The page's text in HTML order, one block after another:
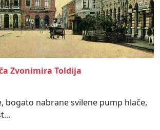
Zvonimira Toldija
bogato nabrane svilene pump hlače,